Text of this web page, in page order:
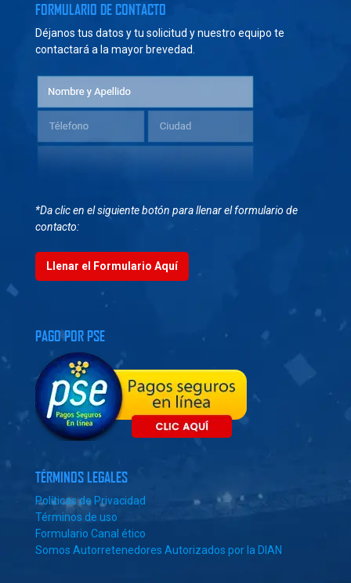
FORMULARIO DE CONTACTO
Déjanos tus datos y tu solicitud y nuestro equipo te
contactará a la mayor brevedad.
*Da clic en el siguiente botón para llenar el formulario de
contacto:
Llenar el Formulario Aquí
PAGO POR PSE
TÉRMINOS LEGALES
Políticas de Privacidad
Términos de uso
Formulario Canal ético
Somos Autorretenedores Autorizados por la DIAN